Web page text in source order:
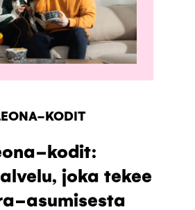
KODIT
kodit:
joka tekee
asumisesta